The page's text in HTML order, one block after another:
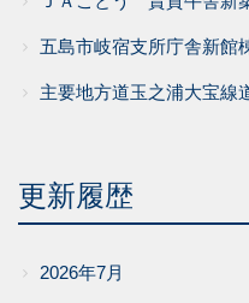
五島市岐宿支所庁舎新館
主要地方道玉之浦大宝線
更新履歴
2026年7月